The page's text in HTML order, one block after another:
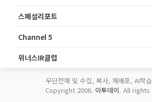
스페셜리포트
Channel 5
위너스IR클럽
무단전재 및 수집, 복사, 재배포, AI학
Copyright 2006. 이투데이. All